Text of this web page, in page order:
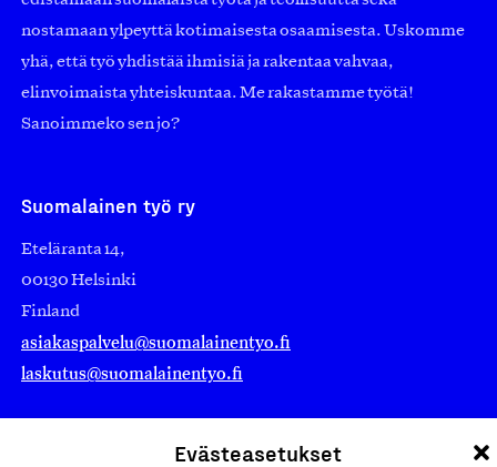
Evästeasetukset
nostamaan ylpeyttä kotimaisesta osaamisesta. Uskomme
yhä, että työ yhdistää ihmisiä ja rakentaa vahvaa,
elinvoimaista yhteiskuntaa. Me rakastamme työtä!
Sanoimmeko sen jo?
Suomalainen työ ry
Eteläranta 14,
00130 Helsinki
Finland
asiakaspalvelu@suomalainentyo.fi
laskutus@suomalainentyo.fi